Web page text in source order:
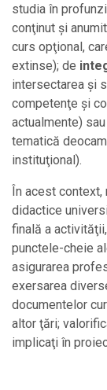
studia în
conţinut şi
curs opţional,
extinse); de
intersectarea şi
competenţe şi
actualmente) sau
tematică
instituţional).
În acest
didactice
finală a
punctele-cheie
asigurarea
exersarea
documentelor
altor ţări;
implicaţi în